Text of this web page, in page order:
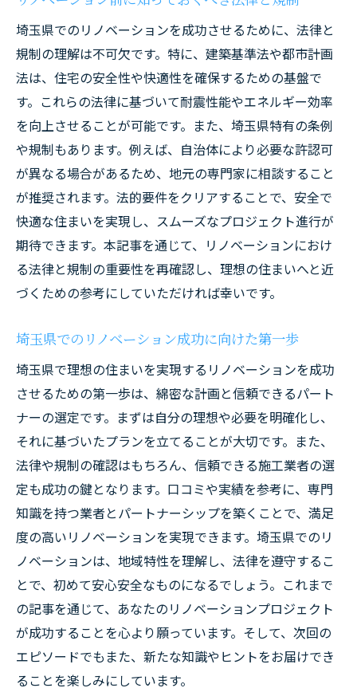
ポイント
埼玉県でのリノベーションが生活を豊かに
する理由
理想の住まいへ埼玉県のリノベの成功ステップ
埼玉県でのリノベーションの成功に向けた
ステップ
理想の住まいを実現するためのリノベーシ
ョンの流れ
埼玉県でのリノベーションにおける計画的
なアプローチ
リノベーション成功のための準備と手順
埼玉県のリノベーションで理想をかなえる
理想の住まいを手に入れるためのリノベー
ションのステップ
埼玉県でのリノベが実現する新しい生活の可能
性
リノベーションが開く新しい生活スタイル
の可能性
埼玉県でのリノベーションがもたらす生活
の質の向上
リノベーションで変わる埼玉県の暮らし方
新しい生活を実現するためのリノベーショ
ンの提案
埼玉県でのリノベーションがもたらす未来
の住まい
生活の可能性を広げるリノベーションの効
埼玉県でのリノベーションを成功させるために、法律と
規制の理解は不可欠です。特に、建築基準法や都市計画
法は、住宅の安全性や快適性を確保するための基盤で
す。これらの法律に基づいて耐震性能やエネルギー効率
を向上させることが可能です。また、埼玉県特有の条例
や規制もあります。例えば、自治体により必要な許認可
が異なる場合があるため、地元の専門家に相談すること
が推奨されます。法的要件をクリアすることで、安全で
快適な住まいを実現し、スムーズなプロジェクト進行が
期待できます。本記事を通じて、リノベーションにおけ
る法律と規制の重要性を再確認し、理想の住まいへと近
づくための参考にしていただければ幸いです。
埼玉県でのリノベーション成功に向けた第一歩
埼玉県で理想の住まいを実現するリノベーションを成功
させるための第一歩は、綿密な計画と信頼できるパート
ナーの選定です。まずは自分の理想や必要を明確化し、
それに基づいたプランを立てることが大切です。また、
法律や規制の確認はもちろん、信頼できる施工業者の選
定も成功の鍵となります。口コミや実績を参考に、専門
知識を持つ業者とパートナーシップを築くことで、満足
度の高いリノベーションを実現できます。埼玉県でのリ
ノベーションは、地域特性を理解し、法律を遵守するこ
とで、初めて安心安全なものになるでしょう。これまで
の記事を通じて、あなたのリノベーションプロジェクト
が成功することを心より願っています。そして、次回の
エピソードでもまた、新たな知識やヒントをお届けでき
ることを楽しみにしています。